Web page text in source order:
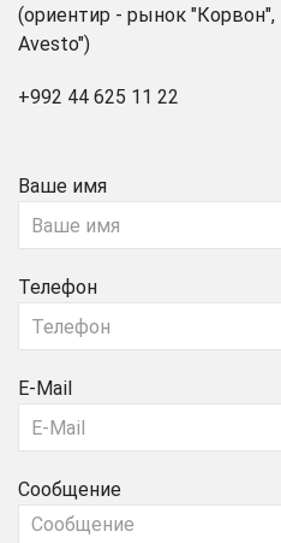
(ориентир - рынок "Корвон",
Avesto")
+992 44 625 11 22
Ваше имя
Телефон
E-Mail
Сообщение